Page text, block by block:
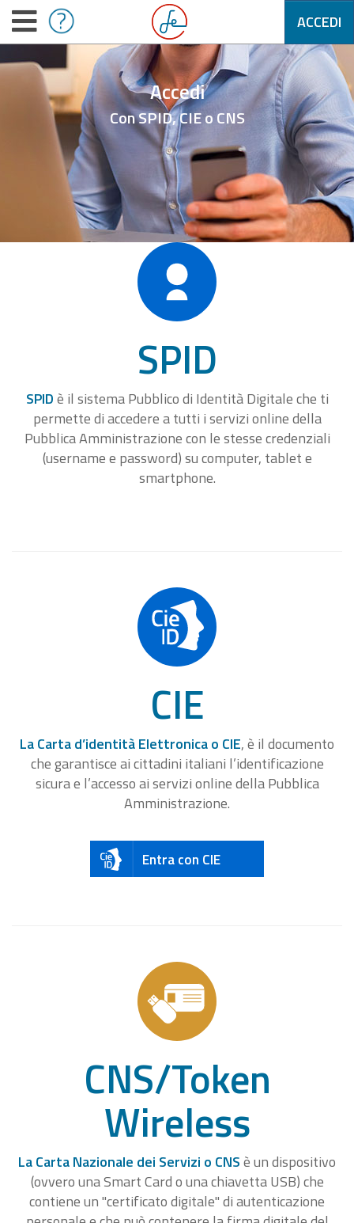
ACCEDI
Accedi
Con SPID, CIE o CNS
SPID
SPIDè il sistema Pubblico di Identità Digitale che ti
permette di accedere a tutti i servizi online della
Pubblica Amministrazione con le stesse credenziali
(username e password) su computer, tablet e
smartphone.
CIE
La Carta d’identità Elettronica o CIE, è il documento
che garantisce ai cittadini italiani l’identificazione
sicura e l’accesso ai servizi online della Pubblica
Amministrazione.
Entra con CIE
CNS/Token
Wireless
La Carta Nazionale dei Servizi o CNSè un dispositivo
(ovvero una Smart Card o una chiavetta USB) che
contiene un "certificato digitale" di autenticazione